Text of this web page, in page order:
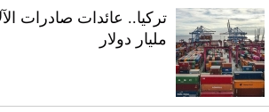
مليار دولار